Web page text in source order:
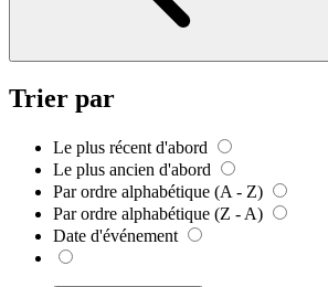
Trier par
Le plus récent d'abord
Le plus ancien d'abord
Par ordre alphabétique (A - Z)
Par ordre alphabétique (Z - A)
Date d'événement